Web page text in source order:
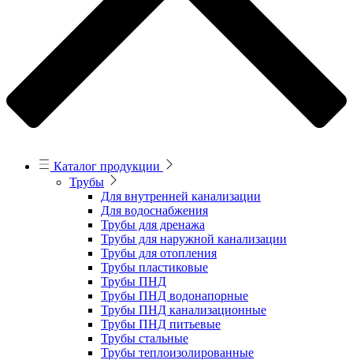
Каталог продукции
Трубы
Для внутренней канализации
Для водоснабжения
Трубы для дренажа
Трубы для наружной канализации
Трубы для отопления
Трубы пластиковые
Трубы ПНД
Трубы ПНД водонапорные
Трубы ПНД канализационные
Трубы ПНД питьевые
Трубы стальные
Трубы теплоизолированные